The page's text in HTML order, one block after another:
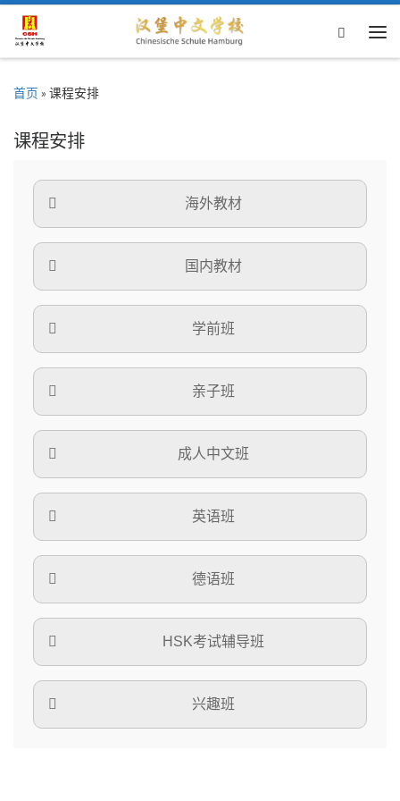
Skip to content
Search
首页 » 课程安排
课程安排
海外教材
国内教材
学前班
亲子班
成人中文班
英语班
德语班
HSK考试辅导班
兴趣班